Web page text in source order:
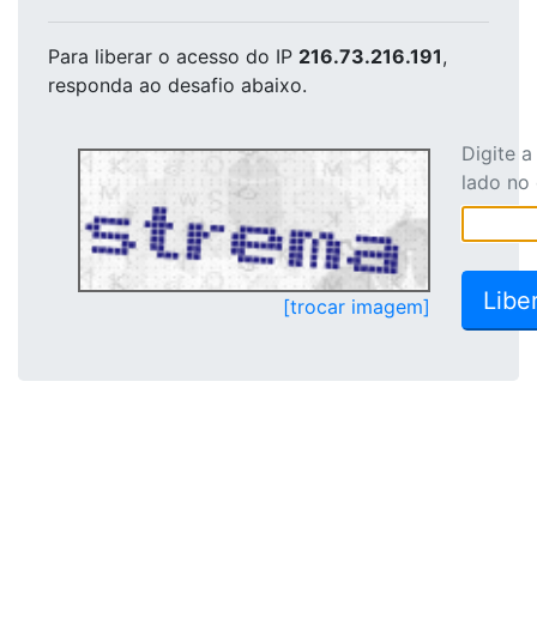
Para liberar o acesso do IP 216.73.216.191,
responda ao desafio abaixo.
[trocar imagem]
Digite
lado no